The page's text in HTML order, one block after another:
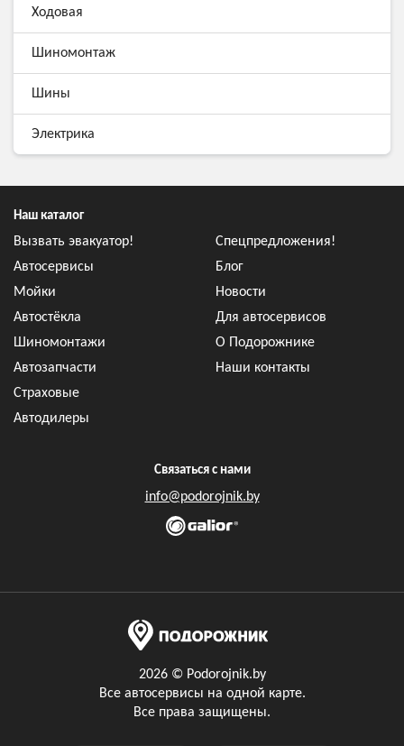
Ходовая
Шиномонтаж
Шины
Электрика
2026 © Podorojnik.by
Все автосервисы на одной карте.
Все права защищены.
Наш каталог
Вызвать эвакуатор!
Автосервисы
Мойки
Автостёкла
Шиномонтажи
Автозапчасти
Страховые
Автодилеры
Спецпредложения!
Блог
Новости
Для автосервисов
О Подорожнике
Наши контакты
Связаться с нами
info@podorojnik.by